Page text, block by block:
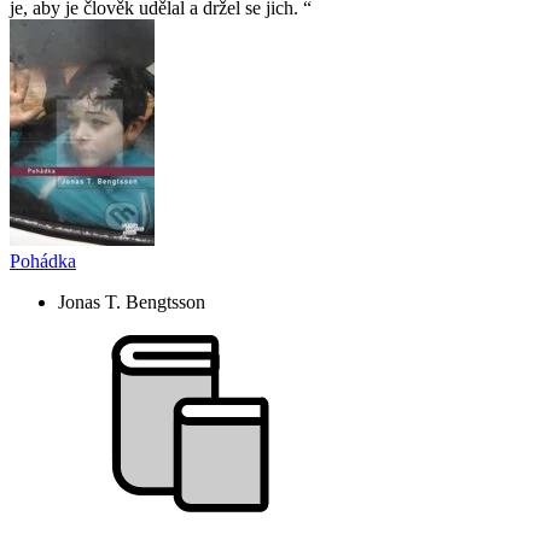
je, aby je člověk udělal a držel se jich.
Pohádka
Jonas T. Bengtsson